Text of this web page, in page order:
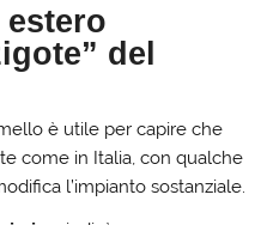
del
è utile per capire che
come in Italia, con qualche
l’impianto sostanziale.